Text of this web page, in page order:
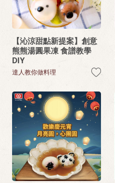
【沁涼甜點新提案】創意
熊熊湯圓果凍 食譜教學
DIY
達人教你做料理